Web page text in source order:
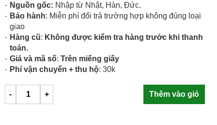
Nguồn gốc: Nhập từ Nhật, Hàn, Đức.
Bảo hành: Miễn phí đổi trả trường hợp không đúng loại
giao
Hàng cũ: Không được kiểm tra hàng trước khi thanh
toán.
Giá và mã số: Trên miếng giấy
Phí vận chuyển + thu hộ: 30k
- + Thêm vào giỏ